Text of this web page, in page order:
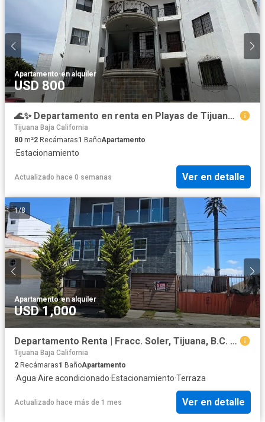
Apartamento·en alquiler
USD 800
🌊✨ Departamento en renta en Playas de Tijuana – Sección Costa Azul ✨🌊
Tijuana Baja California
80 m²2 Recámaras1 BañoApartamento
·Estacionamiento
Actualizado hace 0 semanas Ver en detalle
1/8
Apartamento·en alquiler
USD 1,000
Departamento Renta | Fracc. Soler, Tijuana, B.C. México.
Tijuana Baja California
2 Recámaras1 BañoApartamento
·Agua·Aire acondicionado·Estacionamiento·Terraza
Actualizado hace más de 1 mes Ver en detalle